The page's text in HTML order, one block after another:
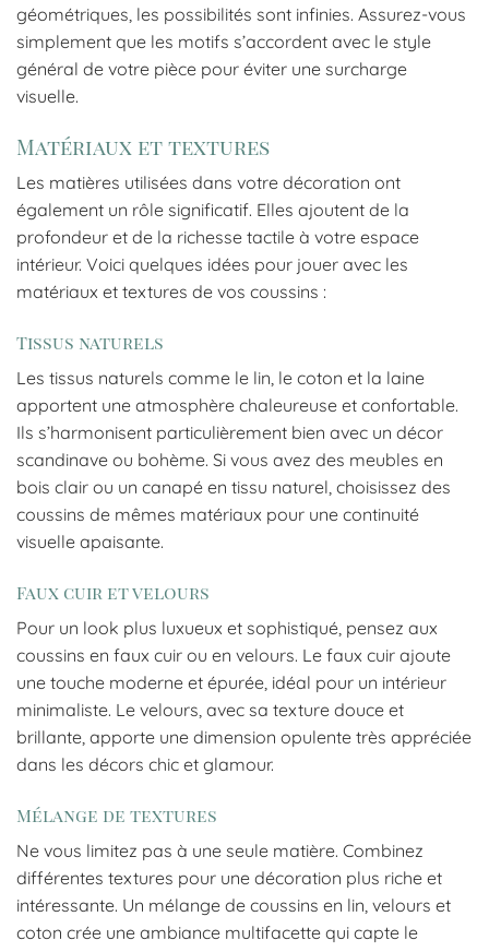
géométriques, les possibilités sont infinies. Assurez-vous
simplement que les motifs s’accordent avec le style
général de votre pièce pour éviter une surcharge
visuelle.
Matériaux et textures
Les matières utilisées dans votre décoration ont
également un rôle significatif. Elles ajoutent de la
profondeur et de la richesse tactile à votre espace
intérieur. Voici quelques idées pour jouer avec les
matériaux et textures de vos coussins :
Tissus naturels
Les tissus naturels comme le lin, le coton et la laine
apportent une atmosphère chaleureuse et confortable.
Ils s’harmonisent particulièrement bien avec un décor
scandinave ou bohème. Si vous avez des meubles en
bois clair ou un canapé en tissu naturel, choisissez des
coussins de mêmes matériaux pour une continuité
visuelle apaisante.
Faux cuir et velours
Pour un look plus luxueux et sophistiqué, pensez aux
coussins en faux cuir ou en velours. Le faux cuir ajoute
une touche moderne et épurée, idéal pour un intérieur
minimaliste. Le velours, avec sa texture douce et
brillante, apporte une dimension opulente très appréciée
dans les décors chic et glamour.
Mélange de textures
Ne vous limitez pas à une seule matière. Combinez
différentes textures pour une décoration plus riche et
intéressante. Un mélange de coussins en lin, velours et
coton crée une ambiance multifacette qui capte le